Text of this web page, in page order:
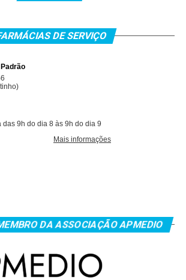
DE SERVIÇO
DA ASSOCIAÇÃO APMEDIO